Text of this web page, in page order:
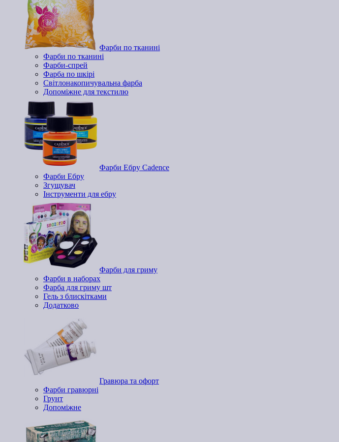
Фарби по тканині
Фарби по тканині
Фарби-спрей
Фарба по шкірі
Світлонакопичувальна фарба
Допоміжне для текстилю
Фарби Ебру Cadence
Фарби Ебру
Згущувач
Інструменти для ебру
Фарби для гриму
Фарби в наборах
Фарба для гриму шт
Гель з блискітками
Додатково
Гравюра та офорт
Фарби гравюрні
Грунт
Допоміжне